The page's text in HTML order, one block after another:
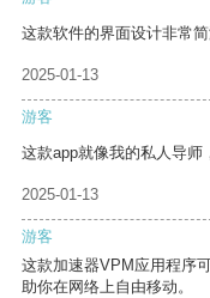
这款软件的界面设计非常简
2025-01-13
游客
这款app就像我的私人导师
2025-01-13
游客
这款加速器VPM应用程序
助你在网络上自由移动。